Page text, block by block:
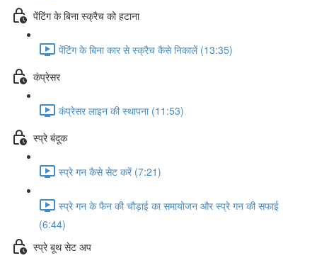
पेंटिंग के बिना स्क्रैच को हटाना
पेंटिंग के बिना कार से स्क्रैच कैसे निकालें (13:35)
कंप्रेसर
कंप्रेसर लाइन की स्थापना (11:53)
स्प्रे बंदूक
स्प्रे गन कैसे सेट करें (7:21)
स्प्रे गन के फैन की चौड़ाई का समायोजन और स्प्रे गन की सफाई
(6:44)
स्प्रे बूथ सेट अप